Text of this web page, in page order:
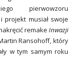
pierwowzoru
projekt musiał swoje
remake Inwazji
Ransohoff, który
w tym samym roku